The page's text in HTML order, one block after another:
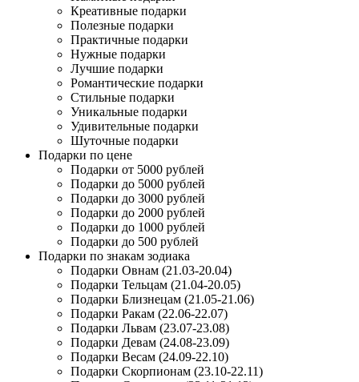
Креативные подарки
Полезные подарки
Практичные подарки
Нужные подарки
Лучшие подарки
Романтические подарки
Стильные подарки
Уникальные подарки
Удивительные подарки
Шуточные подарки
Подарки по цене
Подарки от 5000 рублей
Подарки до 5000 рублей
Подарки до 3000 рублей
Подарки до 2000 рублей
Подарки до 1000 рублей
Подарки до 500 рублей
Подарки по знакам зодиака
Подарки Овнам (21.03-20.04)
Подарки Тельцам (21.04-20.05)
Подарки Близнецам (21.05-21.06)
Подарки Ракам (22.06-22.07)
Подарки Львам (23.07-23.08)
Подарки Девам (24.08-23.09)
Подарки Весам (24.09-22.10)
Подарки Скорпионам (23.10-22.11)